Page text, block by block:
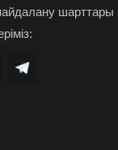
шарттары